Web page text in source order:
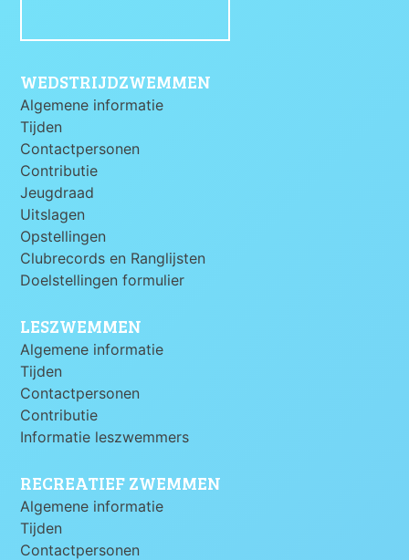
WEDSTRIJDZWEMMEN
Algemene informatie
Tijden
Contactpersonen
Contributie
Jeugdraad
Uitslagen
Opstellingen
Clubrecords en Ranglijsten
Doelstellingen formulier
LESZWEMMEN
Algemene informatie
Tijden
Contactpersonen
Contributie
Informatie leszwemmers
RECREATIEF ZWEMMEN
Algemene informatie
Tijden
Contactpersonen